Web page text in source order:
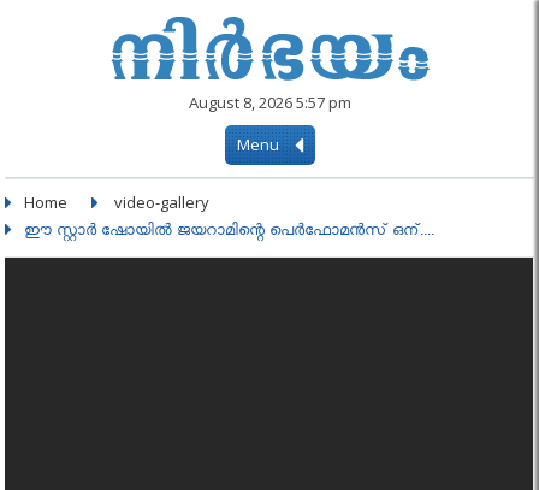
August 8, 2026 5:57 pm
Menu
Home video-gallery
ഈ സ്റ്റാർ ഷോയിൽ ജയറാമിന്റെ പെർഫോമൻസ് ഒന്....